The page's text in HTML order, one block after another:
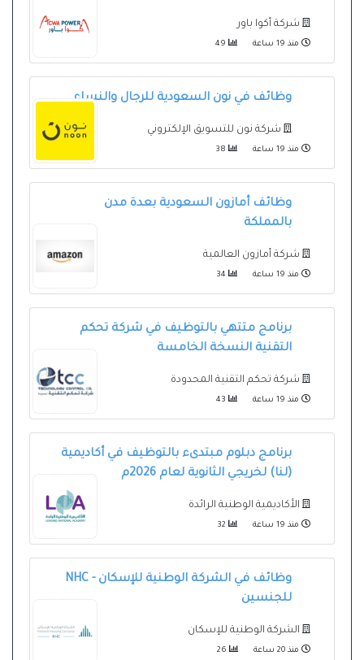
شركة أكوا باور
منذ 19 ساعة
وظائف في نون السعودية للرجال والنساء
شركة نون للتسويق الإلكتروني
منذ 19 ساعة
وظائف أمازون السعودية بعدة مدن
بالمملكة
شركة أمازون العالمية
منذ 19 ساعة
برنامج متتهي بالتوظيف في شركة تحكم
التقنية النسخة الخامسة
شركة تحكم التقنية المحدودة
منذ 19 ساعة
برنامج دبلوم مبتدىء بالتوظيف في أكاديمية
(لنا) لخريجي الثانوية لعام 2026م
الأكاديمية الوطنية الرائدة
منذ 19 ساعة
وظائف في الشركة الوطنية للإسكان - NHC
للجنسين
الشركة الوطنية للإسكان
منذ 20 ساعة